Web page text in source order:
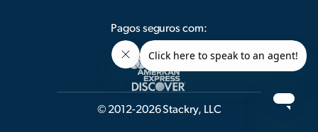
Pagos seguros com:
© 2012-2026 Stackry, LLC